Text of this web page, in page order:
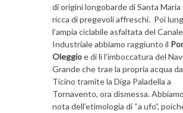
di origini longobarde di Santa Maria
ricca di pregevoli affreschi. Poi
l’ampia ciclabile asfaltata del Canale
Industriale abbiamo raggiunto il
Oleggioe di lì l’imboccatura del
Grande che trae la propria acqua
Ticino tramite la Diga Paladella a
Tornavento, ora dismessa.
nota dell’etimologia di “a ufo”,